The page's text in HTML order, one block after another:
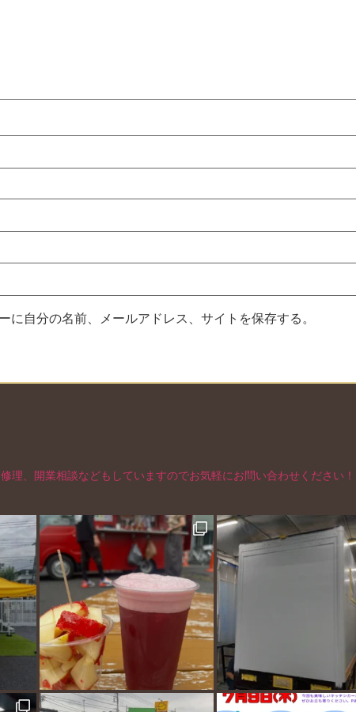
自分の名前、メールアドレス、サイトを保存する。
理、開業相談などもしていますのでお気軽にお問い合わせください！